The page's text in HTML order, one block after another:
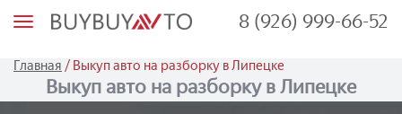
М
ю
8 (926) 999-66-52
Главная / Выкуп авто на разборку в Липецке
Выкуп авто на разборку в Липецке